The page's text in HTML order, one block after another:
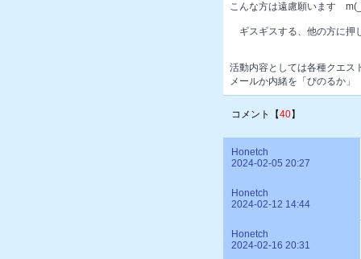
こんな方は遠慮願います
ギスギスする、他の方に押
活動内容としては各種クエス
メールか内緒を「ぴのるか
コメント【40】
Honetch
2024-02-05 20:27
Honetch
2024-02-12 14:44
Honetch
2024-02-16 20:31